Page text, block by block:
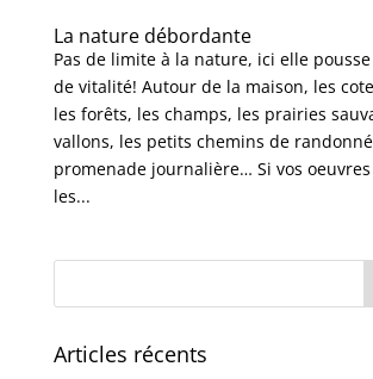
La nature débordante
Pas de limite à la nature, ici elle
de vitalité! Autour de la maison, les
les forêts, les champs, les prairies
vallons, les petits chemins de
promenade journalière… Si vos
les...
Articles récents